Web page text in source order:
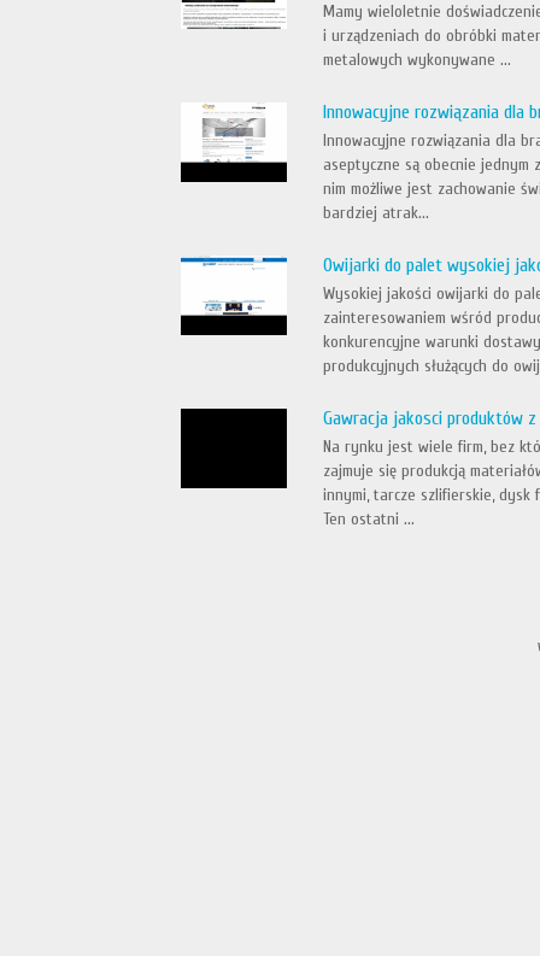
Mamy wieloletnie
i urządzeniach do obróbki
metalowych wykonywane ...
Innowacyjne rozwiązania dla
Innowacyjne rozwiązania dla
aseptyczne są obecnie jednym
nim możliwe jest zachowanie
bardziej atrak...
Owijarki do palet wysokiej
Wysokiej jakości owijarki do
zainteresowaniem wśród
konkurencyjne warunki
produkcyjnych służących do
Gawracja jakosci produktów
Na rynku jest wiele firm, bez
zajmuje się produkcją
innymi, tarcze szlifierskie, dysk
Ten ostatni ...